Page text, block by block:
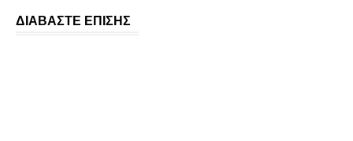
ΔΙΑΒΑΣΤΕ ΕΠΙΣΗΣ